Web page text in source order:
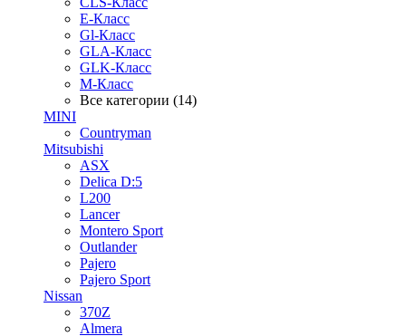
E-Класс
Gl-Класс
GLA-Класс
GLK-Класс
M-Класс
Все категории (14)
MINI
Countryman
Mitsubishi
ASX
Delica D:5
L200
Lancer
Montero Sport
Outlander
Pajero
Pajero Sport
Nissan
370Z
Almera